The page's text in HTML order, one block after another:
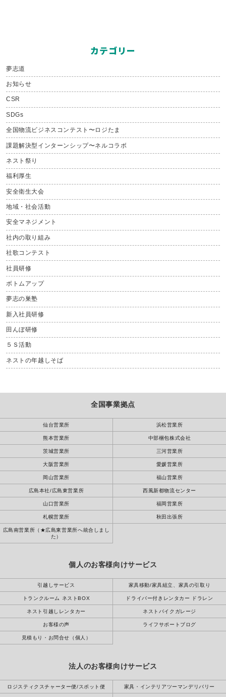
カテゴリー
夢志道
お知らせ
CSR
SDGs
全国物流ビジネスコンテスト〜ロジたま
課題解決型インターンシップ〜ネルコラボ
ネスト祭り
福利厚生
安全衛生大会
地域・社会活動
安全マネジメント
社内の取り組み
社歌コンテスト
社員研修
ボトムアップ
夢志の巣塾
新入社員研修
田んぼ研修
５Ｓ活動
ネストの年越しそば
全国事業拠点
仙台営業所 浜松営業所
熊本営業所 中部梱包株式会社
茨城営業所 三河営業所
大阪営業所 愛媛営業所
岡山営業所 福山営業所
広島本社/広島東営業所 西風新都物流センター
山口営業所 福岡営業所
札幌営業所 秋田出張所
広島南営業所（★広島東営業所へ統合しまし
た）
個人のお客様向けサービス
引越しサービス 家具移動/家具組立、家具の引取り
トランクルーム ネストBOX ドライバー付きレンタカー ドラレン
ネスト引越しレンタカー ネストバイクガレージ
お客様の声 ライフサポートブログ
見積もり・お問合せ（個人）
法人のお客様向けサービス
ロジスティクスチャーター便/スポット便 家具・インテリアツーマンデリバリー